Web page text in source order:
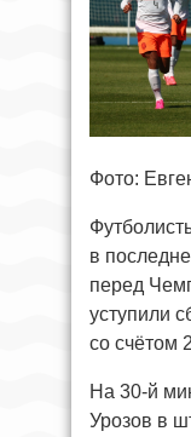
Фото:
в
перед
уступили
со счётом
На 30-й
Урозов в